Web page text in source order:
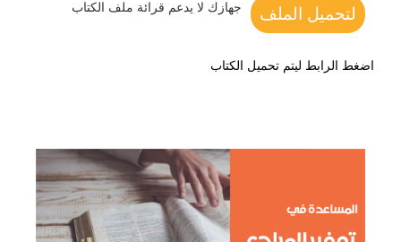
لتحميل الملف جهازك لا يدعم قرائة ملف الكتاب
اضغط الرابط ليتم تحميل الكتاب